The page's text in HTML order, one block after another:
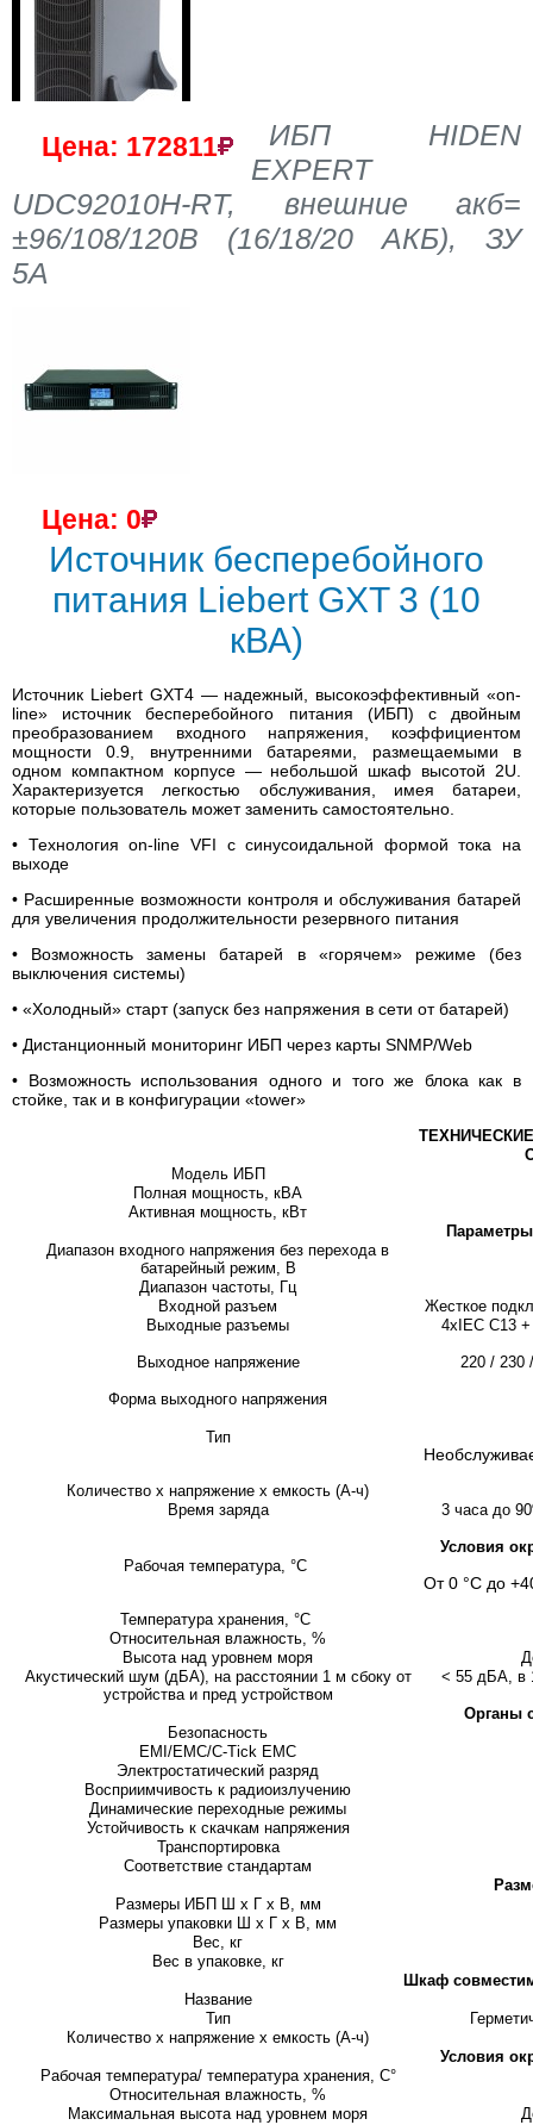
Цена: 172811
ИБП HIDEN
EXPERT
UDC92010H-RT, внешние акб=
±96/108/120В (16/18/20 АКБ), ЗУ
5А
Цена: 0
Источник бесперебойного
питания Liebert GXT 3 (10
кВА)
Источник Liebert GXT4 — надежный, высокоэффективный «on-
line» источник бесперебойного питания (ИБП) с двойным
преобразованием входного напряжения, коэффициентом
мощности 0.9, внутренними батареями, размещаемыми в
одном компактном корпусе — небольшой шкаф высотой 2U.
Характеризуется легкостью обслуживания, имея батареи,
которые пользователь может заменить самостоятельно.
• Технология on-line VFI с синусоидальной формой тока на
выходе
• Расширенные возможности контроля и обслуживания батарей
для увеличения продолжительности резервного питания
• Возможность замены батарей в «горячем» режиме (без
выключения системы)
• «Холодный» старт (запуск без напряжения в сети от батарей)
• Дистанционный мониторинг ИБП через карты SNMP/Web
• Возможность использования одного и того же блока как в
стойке, так и в конфигурации «tower»
Модель ИБП
Полная мощность, кВА
Активная мощность, кВт
Диапазон входного напряжения без перехода в
батарейный режим, В
Диапазон частоты, Гц
Входной разъем
Жесткое
Выходные разъемы
4xIEC С13 +
Выходное напряжение 220 / 230
Форма выходного напряжения
Тип
Количество х напряжение х емкость (А-ч)
Время заряда
3 часа до
Условия
Рабочая температура, °С
От 0 °С до
Температура хранения, °С
Относительная влажность, %
Высота над уровнем моря
Акустический шум (дБА), на расстоянии 1 м сбоку от
устройства и пред устройством
< 55 дБА, в
Органы
Безопасность
EMI/EMC/C-Tick ЕМС
Электростатический разряд
Восприимчивость к радиоизлучению
Динамические переходные режимы
Устойчивость к скачкам напряжения
Транспортировка
Соответствие стандартам
Размеры ИБП Ш х Г х В, мм
Размеры упаковки Ш х Г х В, мм
Вес, кг
Вес в упаковке, кг
Шкаф
Название
Тип
Количество х напряжение х емкость (А-ч)
Условия
Рабочая температура/ температура хранения, С°
Относительная влажность, %
Максимальная высота над уровнем моря